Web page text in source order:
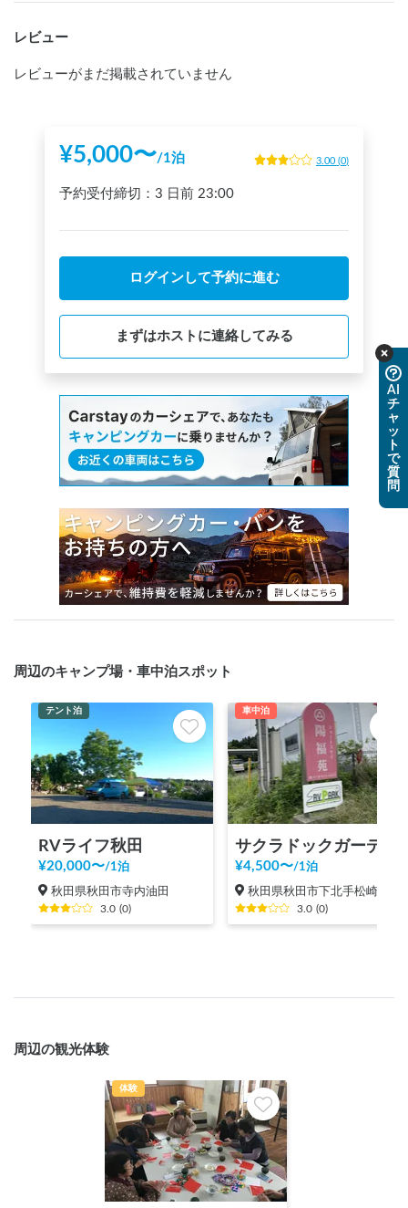
レビュー
レビューがまだ掲載されていません
¥5,000〜/1泊 3.00 (0)
予約受付締切： 3 日前 23:00
ログインして予約に進む
まずはホストに連絡してみる
周辺のキャンプ場・車中泊スポット
テント泊
RVライフ秋田
¥20,000〜/1泊
秋田県秋田市寺内油田
3.0 (0)
車中泊
¥4,500〜/1泊
秋田県秋田市下北手松崎
3.0 (0)
周辺の観光体験
体験
AI
チ
ャ
ッ
ト
で
質
問